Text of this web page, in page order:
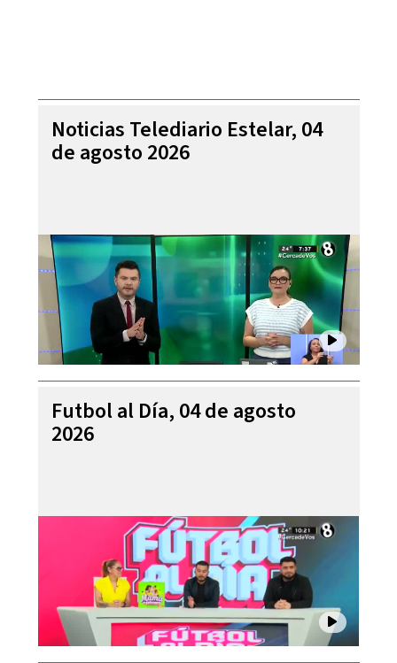
Noticias Telediario Estelar, 04
de agosto 2026
Futbol al Día, 04 de agosto
2026